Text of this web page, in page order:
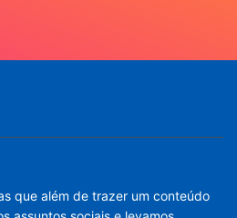
que além de trazer um conteúdo